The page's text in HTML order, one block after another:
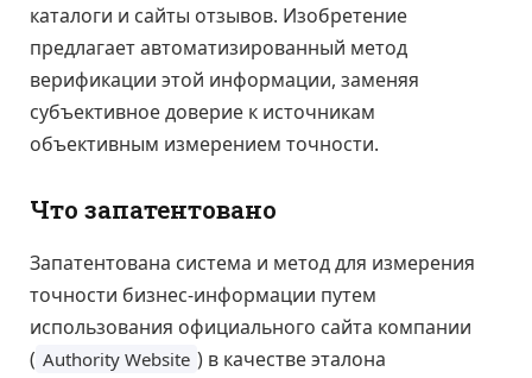
каталоги и сайты отзывов. Изобретение
предлагает автоматизированный метод
верификации этой информации, заменяя
субъективное доверие к источникам
объективным измерением точности.
Что запатентовано
Запатентована система и метод для измерения
точности бизнес-информации путем
использования официального сайта компании
( Authority Website ) в качестве эталона